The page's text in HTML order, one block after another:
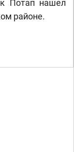
Потап нашел
районе.